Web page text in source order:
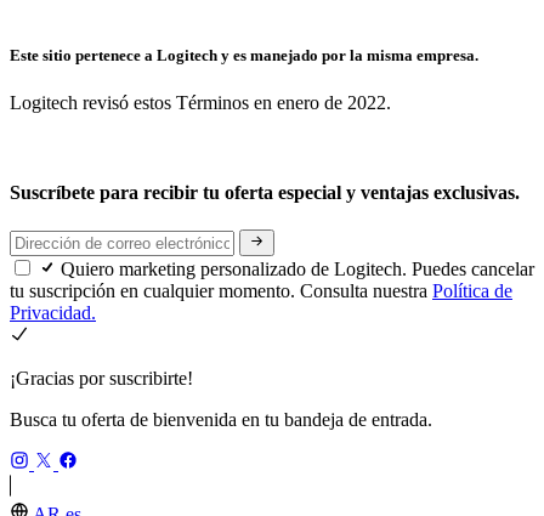
Este sitio pertenece a Logitech y es manejado por la misma empresa.
Logitech revisó estos Términos en enero de 2022.
Suscríbete para recibir tu oferta especial y ventajas exclusivas.
Quiero marketing personalizado de Logitech. Puedes cancelar
tu suscripción en cualquier momento. Consulta nuestra Política de
Privacidad.
¡Gracias por suscribirte!
Busca tu oferta de bienvenida en tu bandeja de entrada.